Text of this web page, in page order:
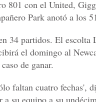
801 con el United,
Park anotó a los
34 partidos. El escolta
el domingo al
de ganar.
faltan cuatro fechas',